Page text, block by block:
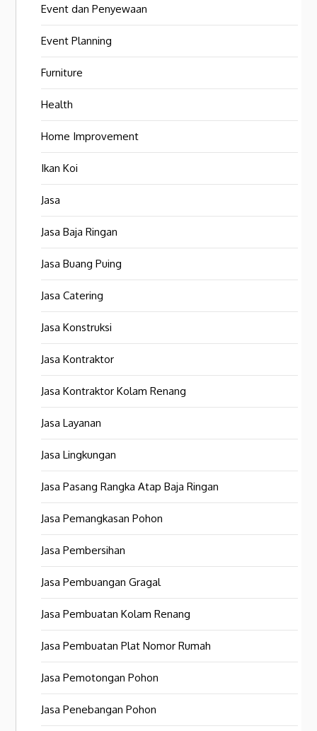
Event dan Penyewaan
Event Planning
Furniture
Health
Home Improvement
Ikan Koi
Jasa
Jasa Baja Ringan
Jasa Buang Puing
Jasa Catering
Jasa Konstruksi
Jasa Kontraktor
Jasa Kontraktor Kolam Renang
Jasa Layanan
Jasa Lingkungan
Jasa Pasang Rangka Atap Baja Ringan
Jasa Pemangkasan Pohon
Jasa Pembersihan
Jasa Pembuangan Gragal
Jasa Pembuatan Kolam Renang
Jasa Pembuatan Plat Nomor Rumah
Jasa Pemotongan Pohon
Jasa Penebangan Pohon